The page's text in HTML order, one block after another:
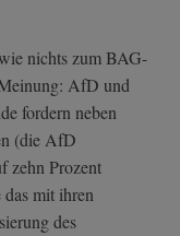
nichts zum BAG-
AfD und
fordern neben
(die AfD
zehn Prozent
mit ihren
des